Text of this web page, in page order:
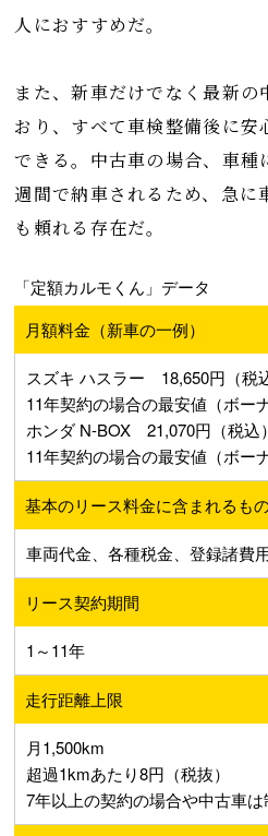
人におすすめだ。
また、新車だけでなく最新の
おり、すべて車検整備後に安
できる。中古車の場合、車種
週間で納車されるため、急に
も頼れる存在だ。
「定額カルモくん」データ
月額料金（新車の一例）
スズキ ハスラー 18,650円（税
11年契約の場合の最安値（ボー
ホンダ N-BOX 21,070円（税込
11年契約の場合の最安値（ボー
基本のリース料金に含まれるも
車両代金、各種税金、登録諸費
リース契約期間
1～11年
走行距離上限
月1,500km
超過1kmあたり8円（税抜）
7年以上の契約の場合や中古車は